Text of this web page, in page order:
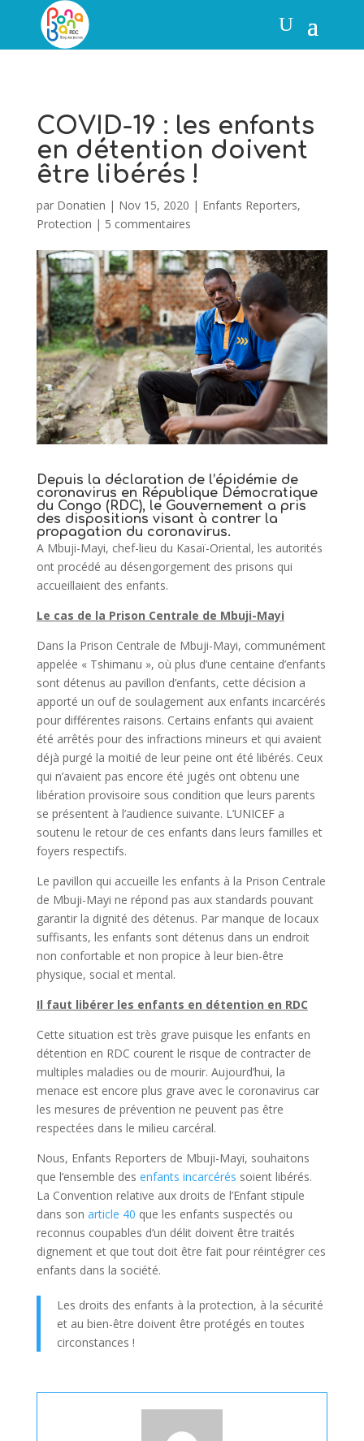
COVID-19 : les enfants
en détention doivent
être libérés !
par Donatien | Nov 15, 2020 | Enfants Reporters,
Protection | 5 commentaires
Depuis la déclaration de l’épidémie de
coronavirus en République Démocratique
du Congo (RDC), le Gouvernement a pris
des dispositions visant à contrer la
propagation du coronavirus.
A Mbuji-Mayi, chef-lieu du Kasaï-Oriental, les autorités
ont procédé au désengorgement des prisons qui
accueillaient des enfants.
Le cas de la Prison Centrale de Mbuji-Mayi
Dans la Prison Centrale de Mbuji-Mayi, communément
appelée « Tshimanu », où plus d’une centaine d’enfants
sont détenus au pavillon d’enfants, cette décision a
apporté un ouf de soulagement aux enfants incarcérés
pour différentes raisons. Certains enfants qui avaient
été arrêtés pour des infractions mineurs et qui avaient
déjà purgé la moitié de leur peine ont été libérés. Ceux
qui n’avaient pas encore été jugés ont obtenu une
libération provisoire sous condition que leurs parents
se présentent à l’audience suivante. L’UNICEF a
soutenu le retour de ces enfants dans leurs familles et
foyers respectifs.
Le pavillon qui accueille les enfants à la Prison Centrale
de Mbuji-Mayi ne répond pas aux standards pouvant
garantir la dignité des détenus. Par manque de locaux
suffisants, les enfants sont détenus dans un endroit
non confortable et non propice à leur bien-être
physique, social et mental.
Il faut libérer les enfants en détention en RDC
Cette situation est très grave puisque les enfants en
détention en RDC courent le risque de contracter de
multiples maladies ou de mourir. Aujourd’hui, la
menace est encore plus grave avec le coronavirus car
les mesures de prévention ne peuvent pas être
respectées dans le milieu carcéral.
Nous, Enfants Reporters de Mbuji-Mayi, souhaitons
que l’ensemble des enfants incarcérés soient libérés.
La Convention relative aux droits de l’Enfant stipule
dans son article 40 que les enfants suspectés ou
reconnus coupables d’un délit doivent être traités
dignement et que tout doit être fait pour réintégrer ces
enfants dans la société.
Les droits des enfants à la protection, à la sécurité
et au bien-être doivent être protégés en toutes
circonstances !